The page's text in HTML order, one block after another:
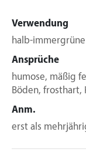
Verwendung
halb-
Ansprüche
humose, mäßig
Böden,
Anm.
erst als